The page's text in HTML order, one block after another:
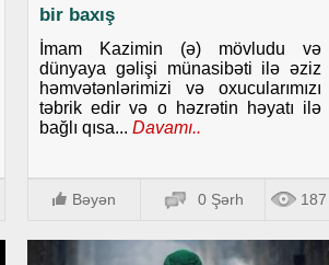
bir baxış
İmam Kazimin (ə) mövludu və
dünyaya gəlişi münasibəti ilə əziz
həmvətənlərimizi və oxucularımızı
təbrik edir və o həzrətin həyatı ilə
bağlı qısa... Davamı..
Bəyən 0 Şərh 187